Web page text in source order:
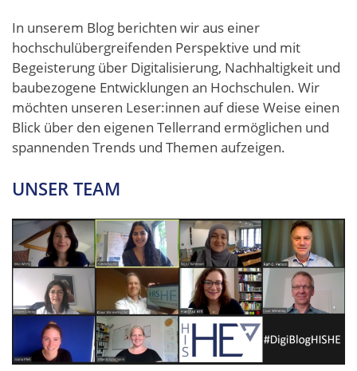
In unserem Blog berichten wir aus einer
hochschulübergreifenden Perspektive und mit
Begeisterung über Digitalisierung, Nachhaltigkeit und
baubezogene Entwicklungen an Hochschulen. Wir
möchten unseren Leser:innen auf diese Weise einen
Blick über den eigenen Tellerrand ermöglichen und
spannenden Trends und Themen aufzeigen.
UNSER TEAM